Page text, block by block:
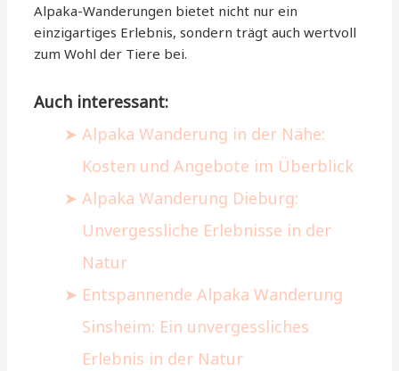
Alpaka-Wanderungen bietet nicht nur ein
einzigartiges Erlebnis, sondern trägt auch wertvoll
zum Wohl der Tiere bei.
Auch interessant:
Alpaka Wanderung in der Nähe:
Kosten und Angebote im Überblick
Alpaka Wanderung Dieburg:
Unvergessliche Erlebnisse in der
Natur
Entspannende Alpaka Wanderung
Sinsheim: Ein unvergessliches
Erlebnis in der Natur